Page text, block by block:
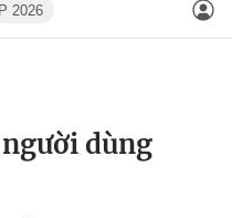
2026
dùng